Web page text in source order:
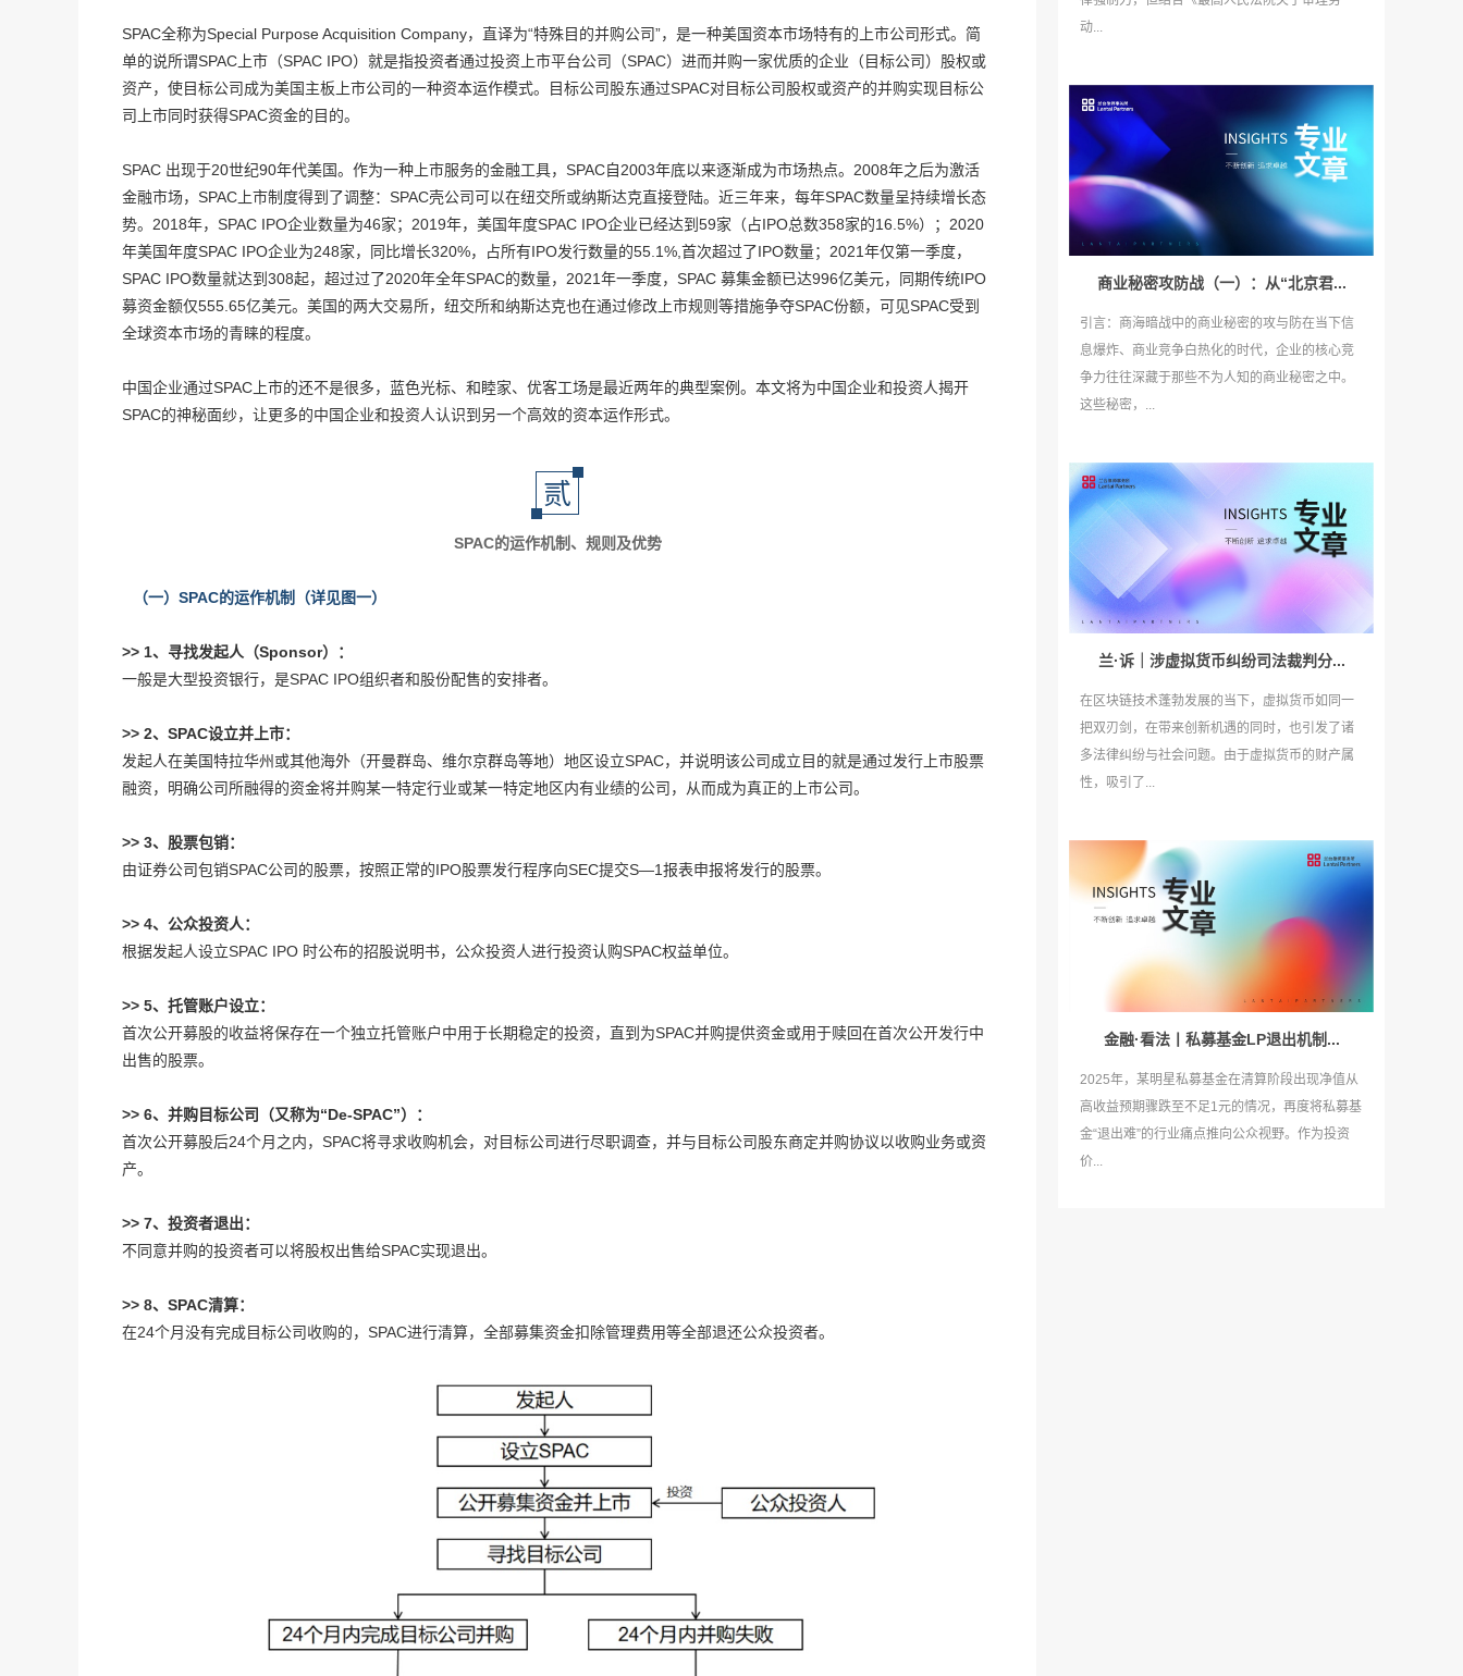
SPAC全称为Special Purpose Acquisition Company，直译为“特殊目的并购公司”，是一种美国资本市场特有的上市公司形式。简
单的说所谓SPAC上市（SPAC IPO）就是指投资者通过投资上市平台公司（SPAC）进而并购一家优质的企业（目标公司）股权或
资产，使目标公司成为美国主板上市公司的一种资本运作模式。目标公司股东通过SPAC对目标公司股权或资产的并购实现目标公
司上市同时获得SPAC资金的目的。
SPAC 出现于20世纪90年代美国。作为一种上市服务的金融工具，SPAC自2003年底以来逐渐成为市场热点。2008年之后为激活
金融市场，SPAC上市制度得到了调整：SPAC壳公司可以在纽交所或纳斯达克直接登陆。近三年来，每年SPAC数量呈持续增长态
势。2018年，SPAC IPO企业数量为46家；2019年，美国年度SPAC IPO企业已经达到59家（占IPO总数358家的16.5%）；2020
年美国年度SPAC IPO企业为248家，同比增长320%，占所有IPO发行数量的55.1%,首次超过了IPO数量；2021年仅第一季度，
SPAC IPO数量就达到308起，超过过了2020年全年SPAC的数量，2021年一季度，SPAC 募集金额已达996亿美元，同期传统IPO
募资金额仅555.65亿美元。美国的两大交易所，纽交所和纳斯达克也在通过修改上市规则等措施争夺SPAC份额，可见SPAC受到
全球资本市场的青睐的程度。
中国企业通过SPAC上市的还不是很多，蓝色光标、和睦家、优客工场是最近两年的典型案例。本文将为中国企业和投资人揭开
SPAC的神秘面纱，让更多的中国企业和投资人认识到另一个高效的资本运作形式。
贰
SPAC的运作机制、规则及优势
（一）SPAC的运作机制（详见图一）
>> 1、寻找发起人（Sponsor）：
一般是大型投资银行，是SPAC IPO组织者和股份配售的安排者。
>> 2、SPAC设立并上市：
发起人在美国特拉华州或其他海外（开曼群岛、维尔京群岛等地）地区设立SPAC，并说明该公司成立目的就是通过发行上市股票
融资，明确公司所融得的资金将并购某一特定行业或某一特定地区内有业绩的公司，从而成为真正的上市公司。
>> 3、股票包销：
由证券公司包销SPAC公司的股票，按照正常的IPO股票发行程序向SEC提交S—1报表申报将发行的股票。
>> 4、公众投资人：
根据发起人设立SPAC IPO 时公布的招股说明书，公众投资人进行投资认购SPAC权益单位。
>> 5、托管账户设立：
首次公开募股的收益将保存在一个独立托管账户中用于长期稳定的投资，直到为SPAC并购提供资金或用于赎回在首次公开发行中
出售的股票。
>> 6、并购目标公司（又称为“De-SPAC”）：
首次公开募股后24个月之内，SPAC将寻求收购机会，对目标公司进行尽职调查，并与目标公司股东商定并购协议以收购业务或资
产。
>> 7、投资者退出：
不同意并购的投资者可以将股权出售给SPAC实现退出。
>> 8、SPAC清算：
在24个月没有完成目标公司收购的，SPAC进行清算，全部募集资金扣除管理费用等全部退还公众投资者。
动...
商业秘密攻防战（一）：从“北京君...
引言：商海暗战中的商业秘密的攻与防在当下信
息爆炸、商业竞争白热化的时代，企业的核心竞
争力往往深藏于那些不为人知的商业秘密之中。
这些秘密，...
兰·诉｜涉虚拟货币纠纷司法裁判分...
在区块链技术蓬勃发展的当下，虚拟货币如同一
把双刃剑，在带来创新机遇的同时，也引发了诸
多法律纠纷与社会问题。由于虚拟货币的财产属
性，吸引了...
金融·看法丨私募基金LP退出机制...
2025年，某明星私募基金在清算阶段出现净值从
高收益预期骤跌至不足1元的情况，再度将私募基
金“退出难”的行业痛点推向公众视野。作为投资
价...